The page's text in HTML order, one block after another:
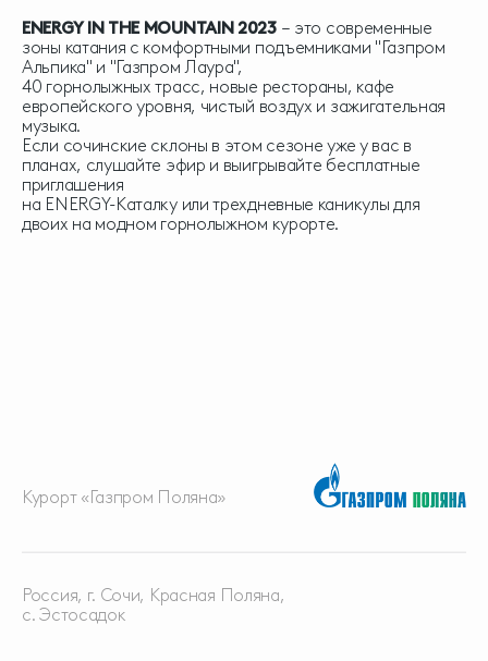
ENERGY IN THE MOUNTAIN 2023– это современные
зоны катания с комфортными подъемниками "Газпром
Альпика" и "Газпром Лаура",
40 горнолыжных трасс, новые рестораны, кафе
европейского уровня, чистый воздух и зажигательная
музыка.
Если сочинские склоны в этом сезоне уже у вас в
планах, слушайте эфир и выигрывайте бесплатные
приглашения
на ENERGY-Каталку или трехдневные каникулы для
двоих на модном горнолыжном курорте.
Курорт «Газпром Поляна»
Россия, г. Сочи, Красная Поляна,
с. Эстосадок